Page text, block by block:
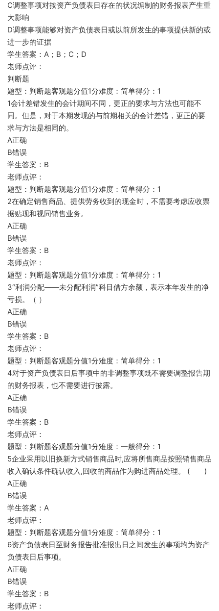
C调整事项对按资产负债表日存在的状况编制的财务报表产生重
大影响
D调整事项能够对资产负债表日或以前所发生的事项提供新的或
进一步的证据
学生答案：A；B；C；D
老师点评：
判断题
题型：判断题客观题分值1分难度：简单得分：1
1会计差错发生的会计期间不同，更正的要求与方法也可能不
同。但是，对于本期发现的与前期相关的会计差错，更正的要
求与方法是相同的。
A正确
B错误
学生答案：B
老师点评：
题型：判断题客观题分值1分难度：简单得分：1
2在确定销售商品、提供劳务收到的现金时，不需要考虑应收票
据贴现和视同销售业务。
A正确
B错误
学生答案：B
老师点评：
题型：判断题客观题分值1分难度：简单得分：1
3“利润分配——未分配利润”科目借方余额，表示本年发生的净
亏损。（ ）
A正确
B错误
学生答案：B
老师点评：
题型：判断题客观题分值1分难度：简单得分：1
4对于资产负债表日后事项中的非调整事项既不需要调整报告期
的财务报表，也不需要进行披露。
A正确
B错误
学生答案：B
老师点评：
题型：判断题客观题分值1分难度：一般得分：1
5企业采用以旧换新方式销售商品时,应将所售商品按照销售商品
收入确认条件确认收入,回收的商品作为购进商品处理。 ( )
A正确
B错误
学生答案：A
老师点评：
题型：判断题客观题分值1分难度：简单得分：1
6资产负债表日至财务报告批准报出日之间发生的事项均为资产
负债表日后事项。
A正确
B错误
学生答案：B
老师点评：